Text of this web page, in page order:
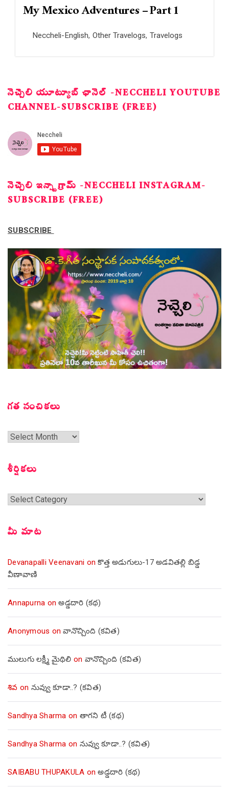
My Mexico Adventures – Part 1
Neccheli-English, Other Travelogs, Travelogs
నెచ్చెలి యూట్యూబ్ ఛానెల్ -NECCHELI YOUTUBE
CHANNEL-SUBSCRIBE (FREE)
నెచ్చెలి ఇన్స్టాగ్రామ్ -NECCHELI INSTAGRAM-
SUBSCRIBE (FREE)
SUBSCRIBE
గత సంచికలు
గత
శీర్షికలు
శీర్షికలు
మీ మాట
Devanapalli Veenavani onకొత్త అడుగులు-17 అడవితల్లి బిడ్డ
వీణావాణి
Annapurna onఅడ్డదారి (కథ)
Anonymous onవానొచ్చింది (కవిత)
ములుగు లక్ష్మీ మైథిలి on వానొచ్చింది (కవిత)
శివ on నువ్వు కూడా..? (కవిత)
Sandhya Sharma on తాగని టీ (కథ)
Sandhya Sharma on నువ్వు కూడా..? (కవిత)
SAIBABU THUPAKULA onఅడ్డదారి (కథ)